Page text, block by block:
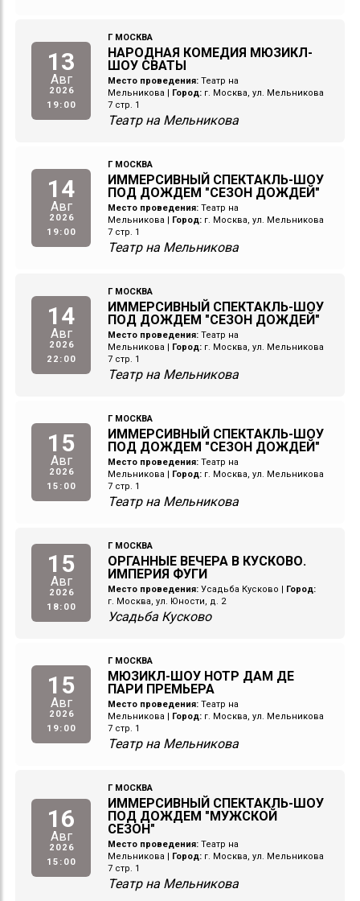
13
Авг
2026
19:00
Г МОСКВА
НАРОДНАЯ КОМЕДИЯ МЮЗИКЛ-
ШОУ СВАТЫ
Место проведения: Театр на
Мельникова | Город: г. Москва, ул. Мельникова
7 стр. 1
Театр на Мельникова
14
Авг
2026
19:00
Г МОСКВА
ИММЕРСИВНЫЙ СПЕКТАКЛЬ-ШОУ
ПОД ДОЖДЕМ "СЕЗОН ДОЖДЕЙ"
Место проведения: Театр на
Мельникова | Город: г. Москва, ул. Мельникова
7 стр. 1
Театр на Мельникова
14
Авг
2026
22:00
Г МОСКВА
ИММЕРСИВНЫЙ СПЕКТАКЛЬ-ШОУ
ПОД ДОЖДЕМ "СЕЗОН ДОЖДЕЙ"
Место проведения: Театр на
Мельникова | Город: г. Москва, ул. Мельникова
7 стр. 1
Театр на Мельникова
15
Авг
2026
15:00
Г МОСКВА
ИММЕРСИВНЫЙ СПЕКТАКЛЬ-ШОУ
ПОД ДОЖДЕМ "СЕЗОН ДОЖДЕЙ"
Место проведения: Театр на
Мельникова | Город: г. Москва, ул. Мельникова
7 стр. 1
Театр на Мельникова
15
Авг
2026
18:00
Г МОСКВА
ОРГАННЫЕ ВЕЧЕРА В КУСКОВО.
ИМПЕРИЯ ФУГИ
Место проведения: Усадьба Кусково | Город:
г. Москва, ул. Юности, д. 2
Усадьба Кусково
15
Авг
2026
19:00
Г МОСКВА
МЮЗИКЛ-ШОУ НОТР ДАМ ДЕ
ПАРИ ПРЕМЬЕРА
Место проведения: Театр на
Мельникова | Город: г. Москва, ул. Мельникова
7 стр. 1
Театр на Мельникова
16
Авг
2026
15:00
Г МОСКВА
ИММЕРСИВНЫЙ СПЕКТАКЛЬ-ШОУ
ПОД ДОЖДЕМ "МУЖСКОЙ
СЕЗОН"
Место проведения: Театр на
Мельникова | Город: г. Москва, ул. Мельникова
7 стр. 1
Театр на Мельникова